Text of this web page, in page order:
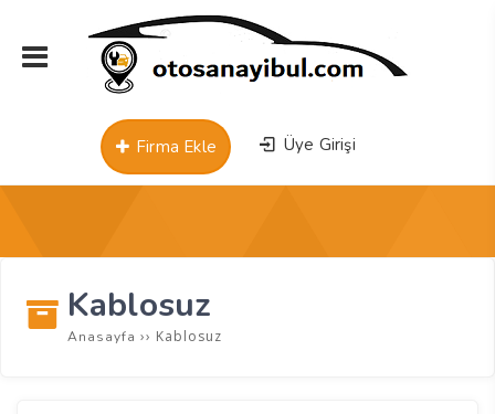
Üye Girişi
Firma Ekle
Kablosuz
Anasayfa ›› Kablosuz